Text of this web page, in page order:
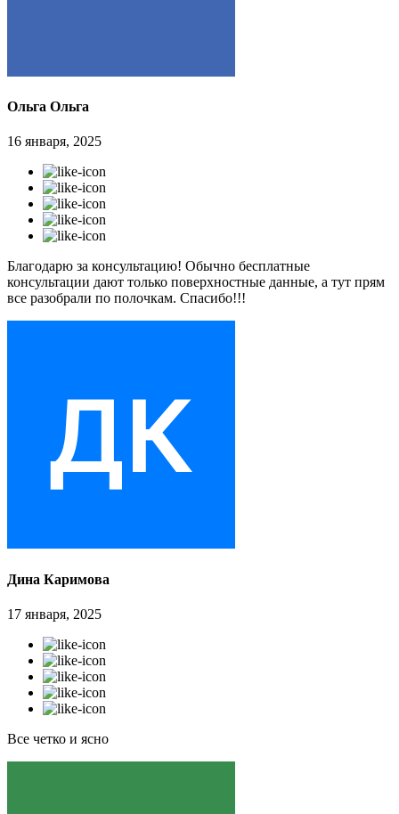
Ольга Ольга
16 января, 2025
Благодарю за консультацию! Обычно бесплатные
консультации дают только поверхностные данные, а тут прям
все разобрали по полочкам. Спасибо!!!
Дина Каримова
17 января, 2025
Все четко и ясно